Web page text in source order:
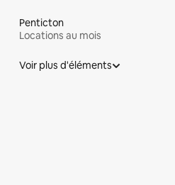
Penticton
Locations au mois
Voir plus d'éléments